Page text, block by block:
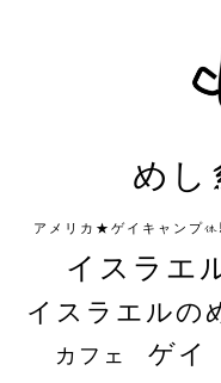
めし
アメリカ★ゲイキャンプ体
イスラエ
イスラエルの
カフェ ゲイ